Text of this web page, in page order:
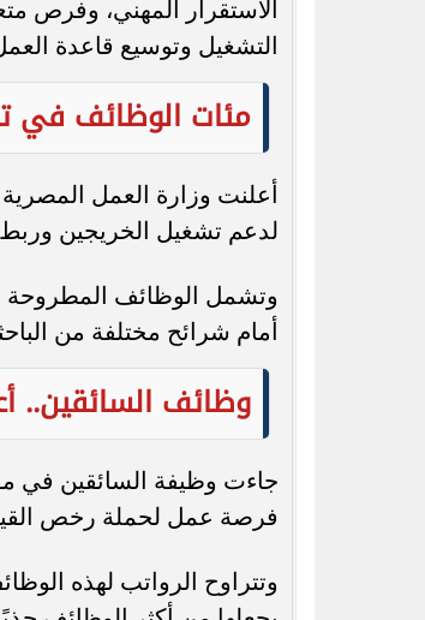
التشغيل وتوسيع قاعدة
مئات الوظائف في
أعلنت وزارة العمل
لدعم تشغيل الخريجين
وتشمل الوظائف المطروحة
أمام شرائح مختلفة من
وظائف السائقين.. أعلى
فرصة عمل لحملة رخص
تُحدث تغييرًا كبيرًا في المجموعات